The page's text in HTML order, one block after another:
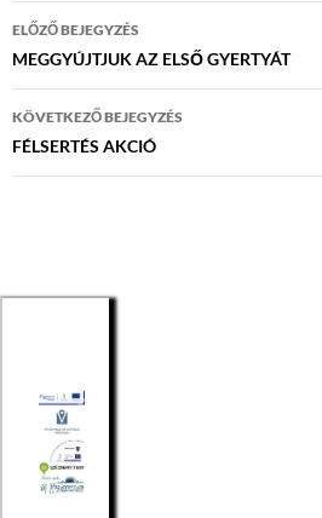
Bejegyzés
navigáció
ELŐZŐ BEJEGYZÉS
MEGGYÚJTJUK AZ ELSŐ GYERTYÁT
KÖVETKEZŐ BEJEGYZÉS
FÉLSERTÉS AKCIÓ